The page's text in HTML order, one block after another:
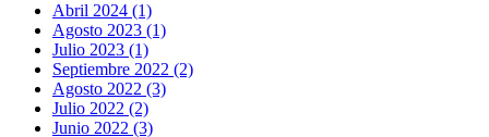
Abril 2024 (1)
Agosto 2023 (1)
Julio 2023 (1)
Septiembre 2022 (2)
Agosto 2022 (3)
Julio 2022 (2)
Junio 2022 (3)